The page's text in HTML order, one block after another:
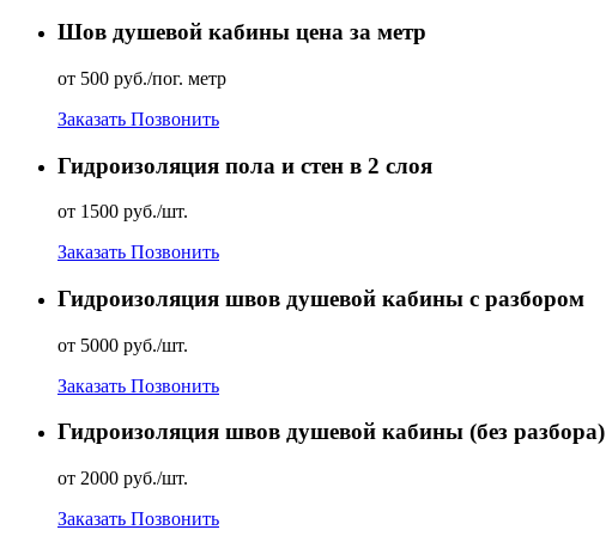
Шов душевой кабины цена за метр
от 500 руб./пог. метр
Заказать Позвонить
Гидроизоляция пола и стен в 2 слоя
от 1500 руб./шт.
Заказать Позвонить
Гидроизоляция швов душевой кабины с разбором
от 5000 руб./шт.
Заказать Позвонить
Гидроизоляция швов душевой кабины (без разбора)
от 2000 руб./шт.
Заказать Позвонить